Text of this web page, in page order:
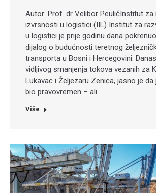
Autor: Prof. dr Velibor PeulićInstitut za
izvrsnosti u logistici (IIL) Institut za
u logistici je prije godinu dana
dijalog o budućnosti teretnog
transporta u Bosni i Hercegovini.
vidljivog smanjenja tokova vezanih za
Lukavac i Željezaru Zenica, jasno je da
bio pravovremen – ali…
Više